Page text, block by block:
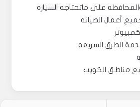
على ماتحتاجه السياره
أعمال الصيانه
الطرق السريعه